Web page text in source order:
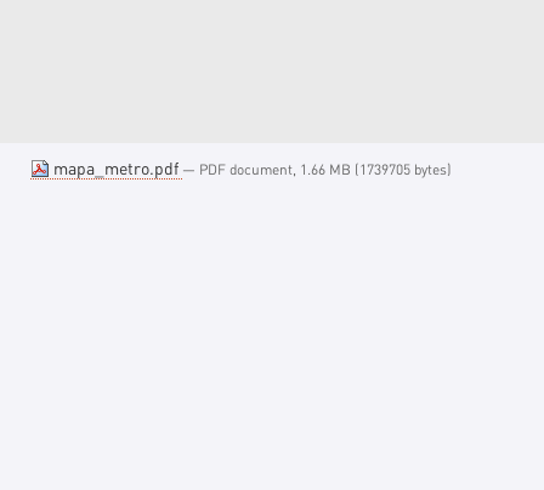
mapa_metro.pdf — PDF document, 1.66 MB (1739705 bytes)